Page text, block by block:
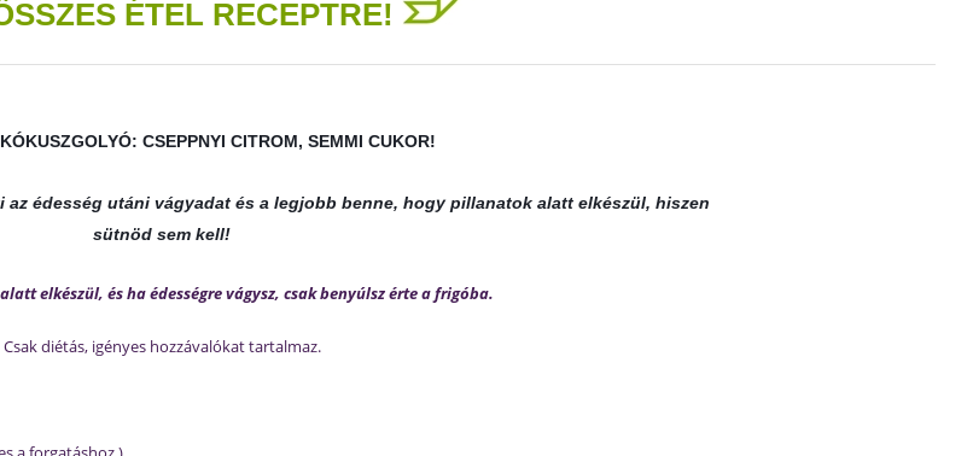
ÉTEL RECEPTRE!
CSEPP­NYI CIT­ROM, SEMMI CUKOR!
édesség utáni vágyadat és a legjobb benne, hogy pillanatok alatt elkészül, hiszen
sütnöd sem kell!
el­ké­szül, és ha édes­ségre vágysz, csak be­nyúlsz érte a fri­góba.
Csak diétás, igényes hozzávalókat tartalmaz.